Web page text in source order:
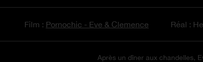
Film : Pornochic - Eve & Clemence Réal :
Après un dîner aux chandelles,